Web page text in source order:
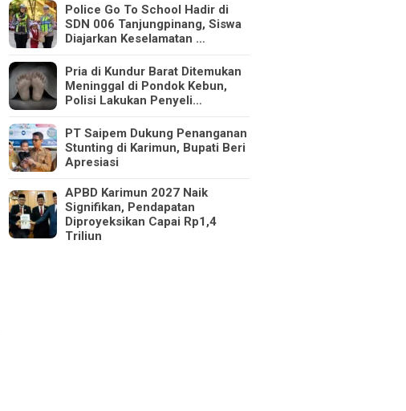
Police Go To School Hadir di
SDN 006 Tanjungpinang, Siswa
Diajarkan Keselamatan …
Pria di Kundur Barat Ditemukan
Meninggal di Pondok Kebun,
Polisi Lakukan Penyeli…
PT Saipem Dukung Penanganan
Stunting di Karimun, Bupati Beri
Apresiasi
APBD Karimun 2027 Naik
Signifikan, Pendapatan
Diproyeksikan Capai Rp1,4
Triliun